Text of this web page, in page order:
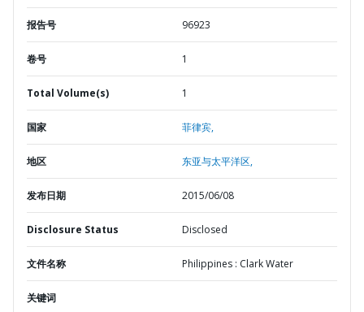
报告号 96923
卷号 1
Total Volume(s) 1
国家 菲律宾,
地区 东亚与太平洋区,
发布日期 2015/06/08
Disclosure Status Disclosed
文件名称 Philippines : Clark Water
关键词